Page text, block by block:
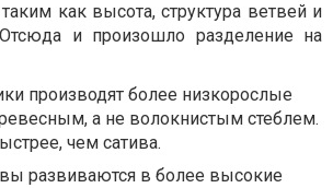
как высота, структура ветвей и
и произошло разделение на
производят более низкорослые
а не волокнистым стеблем.
чем сатива.
развиваются в более высокие